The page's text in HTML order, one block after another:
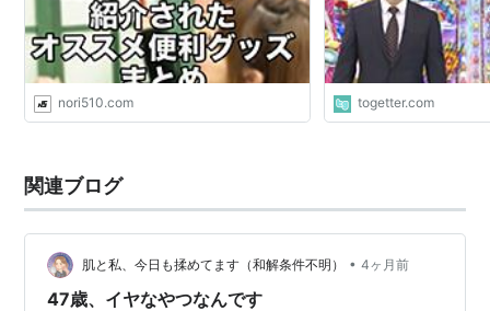
nori510.com togetter.com
関連ブログ
肌と私、今日も揉めてます（和解条件不明） • 4ヶ月前
47歳、イヤなやつなんです